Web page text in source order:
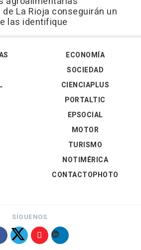
La Rioja conseguirán un
las identifique
ECONOMÍA
SOCIEDAD
CIENCIAPLUS
PORTALTIC
EPSOCIAL
MOTOR
TURISMO
NOTIMÉRICA
CONTACTOPHOTO
SÍGUENOS